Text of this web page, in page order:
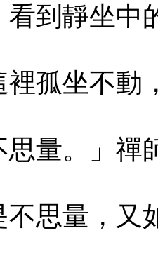
看到靜坐中
坐不動
量。」禪
量，又